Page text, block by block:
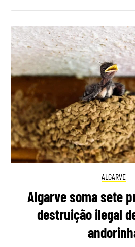
ALGARVE
Algarve soma sete
destruição ilegal